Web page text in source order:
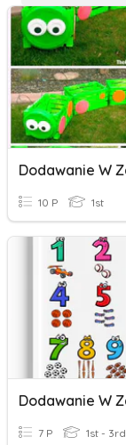
10 P 1st
7 P 1st - 3rd